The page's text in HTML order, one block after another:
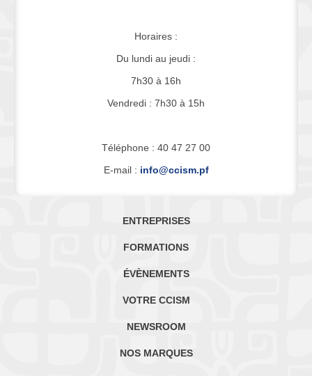
Horaires :
Du lundi au jeudi :
7h30 à 16h
Vendredi : 7h30 à 15h
Téléphone : 40 47 27 00
E-mail : info@ccism.pf
ENTREPRISES
FORMATIONS
ÉVÈNEMENTS
VOTRE CCISM
NEWSROOM
NOS MARQUES